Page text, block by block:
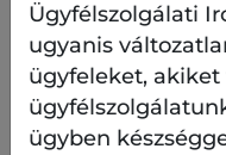
JAMN –
nyomában
Újlipótváros talán
Ügyfélszolgálati
ugyanis
ügyfeleket, akiket
ügyben